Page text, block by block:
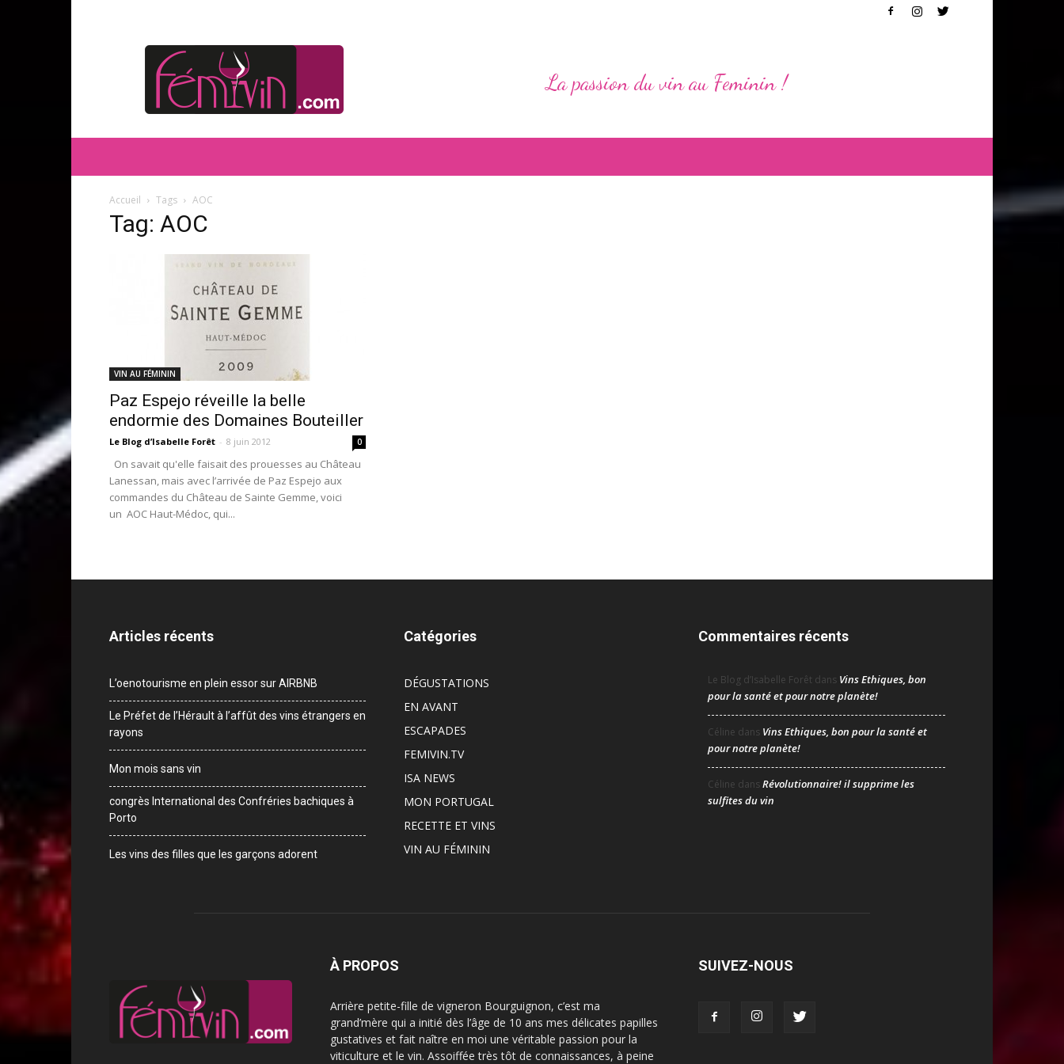
FEMIVIN
La passion du vin au Feminin !
Accueil Tags AOC
Tag: AOC
VIN AU FÉMININ
Paz Espejo réveille la belle
endormie des Domaines Bouteiller
Le Blog d’Isabelle Forêt - 8 juin 2012 0
On savait qu'elle faisait des prouesses au Château
Lanessan, mais avec l’arrivée de Paz Espejo aux
commandes du Château de Sainte Gemme, voici
un AOC Haut-Médoc, qui...
Articles récents
L’oenotourisme en plein essor sur AIRBNB
Le Préfet de l’Hérault à l’affût des vins étrangers en
rayons
Mon mois sans vin
congrès International des Confréries bachiques à
Porto
Les vins des filles que les garçons adorent
Catégories
DÉGUSTATIONS
EN AVANT
ESCAPADES
FEMIVIN.TV
ISA NEWS
MON PORTUGAL
RECETTE ET VINS
VIN AU FÉMININ
Commentaires récents
Le Blog d’Isabelle Forêt dans Vins Ethiques, bon
pour la santé et pour notre planète!
Céline dans Vins Ethiques, bon pour la santé et
pour notre planète!
Céline dansRévolutionnaire! il supprime les
sulfites du vin
À PROPOS
Arrière petite-fille de vigneron Bourguignon, c’est ma
grand’mère qui a initié dès l’âge de 10 ans mes délicates papilles
gustatives et fait naître en moi une véritable passion pour la
viticulture et le vin. Assoiffée très tôt de connaissances, à peine
SUIVEZ-NOUS